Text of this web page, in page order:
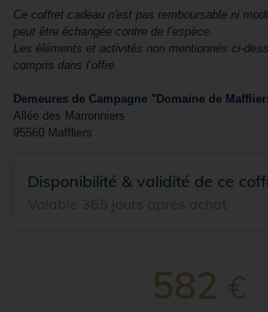
Ce coffret cadeau n'est pas remboursable ni
peut être échangée contre de l’espèce.
Les éléments et activités non mentionnés ci-
compris dans l’offre.
Demeures de Campagne "Domaine de
Allée des Marronniers
95560 Maffliers
Disponibilité & validité de ce
Valable 365 jours après achat
582 €